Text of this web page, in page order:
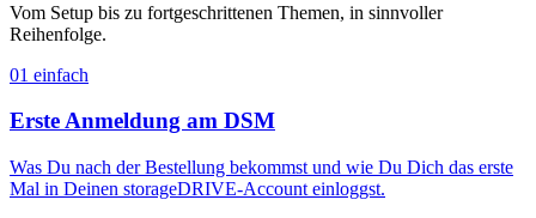
Vom Setup bis zu fortgeschrittenen Themen, in sinnvoller
Reihenfolge.
01 einfach
Erste Anmeldung am DSM
Was Du nach der Bestellung bekommst und wie Du Dich das erste
Mal in Deinen storageDRIVE-Account einloggst.